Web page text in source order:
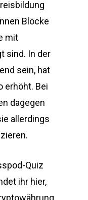
Blöcke
mit
sind. In der
sein, hat
erhöht. Bei
dagegen
allerdings
Quiz
ihr hier,